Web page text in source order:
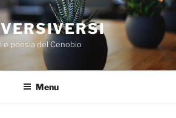
e poesia del Cenobio
Menu